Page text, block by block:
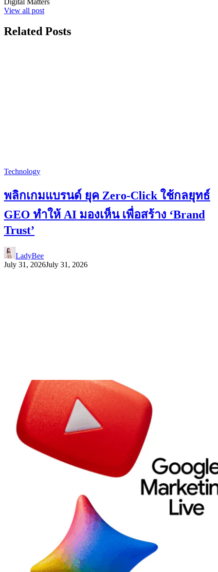
Digital Matters
View all post
Related Posts
Technology
พลิกเกมแบรนด์ ยุค Zero-Click ใช้กลยุทธ์
GEO ทำให้ AI มองเห็น เพื่อสร้าง ‘Brand
Trust’
LadyBee
July 31, 2026July 31, 2026